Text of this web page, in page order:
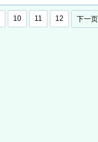
10 11 12 下一页